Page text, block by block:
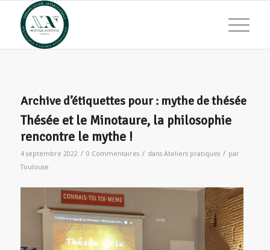
Archive d’étiquettes pour : mythe de thésée
Thésée et le Minotaure, la philosophie
rencontre le mythe !
4 septembre 2022 / 0 Commentaires / dans Ateliers pratiques / par
Toulouse